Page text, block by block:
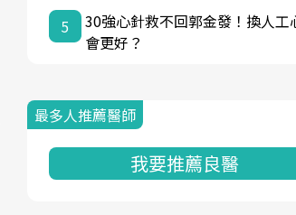
5
30強心針救不回郭金發！換人工
會更好？
最多人推薦醫師
我要推薦良醫